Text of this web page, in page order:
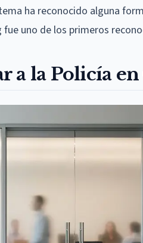
ha reconocido alguna
uno de los primeros
a la Policía